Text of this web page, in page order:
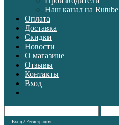
Наш канал на Rutube
Оплата
Доставка
Скидки
Новости
О магазине
Отзывы
Контакты
Вход
Вход / Регистрация